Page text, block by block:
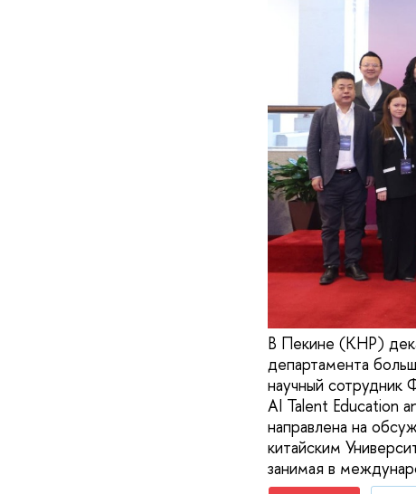
В Пекине (КНР)
департамента
научный сотрудник
AI Talent Education
направлена на
китайским
занимая в